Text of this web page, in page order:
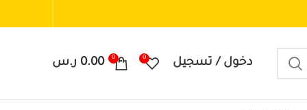
دخول / تسجيل 0
0
0.00 ر.س